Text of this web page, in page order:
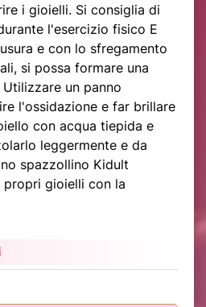
i gioielli. Si consiglia di
l'esercizio fisico E
e con lo sfregamento
si possa formare una
un panno
l'ossidazione e far brillare
con acqua tiepida e
leggermente e da
spazzollino Kidult
gioielli con la